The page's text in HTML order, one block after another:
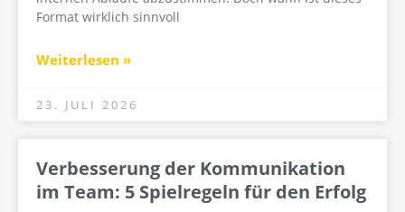
Format wirklich sinnvoll
Weiterlesen »
23. JULI 2026
Verbesserung der Kommunikation
im Team: 5 Spielregeln für den Erfolg